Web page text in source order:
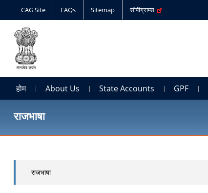
CAG Site FAQs Sitemap सीपीग्राम्स
होम About Us State Accounts GPF
राजभाषा
राजभाषा